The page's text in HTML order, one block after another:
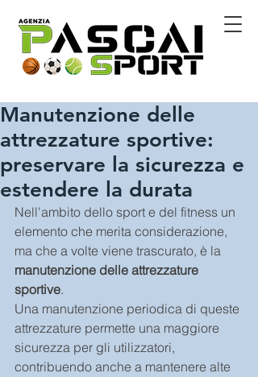
Manutenzione delle
attrezzature sportive:
preservare la sicurezza e
estendere la durata
Nell'ambito dello sport e del fitness un
elemento che merita considerazione,
ma che a volte viene trascurato, è la
manutenzione delle attrezzature
sportive.
Una manutenzione periodica di queste
attrezzature permette una maggiore
sicurezza per gli utilizzatori,
contribuendo anche a mantenere alte